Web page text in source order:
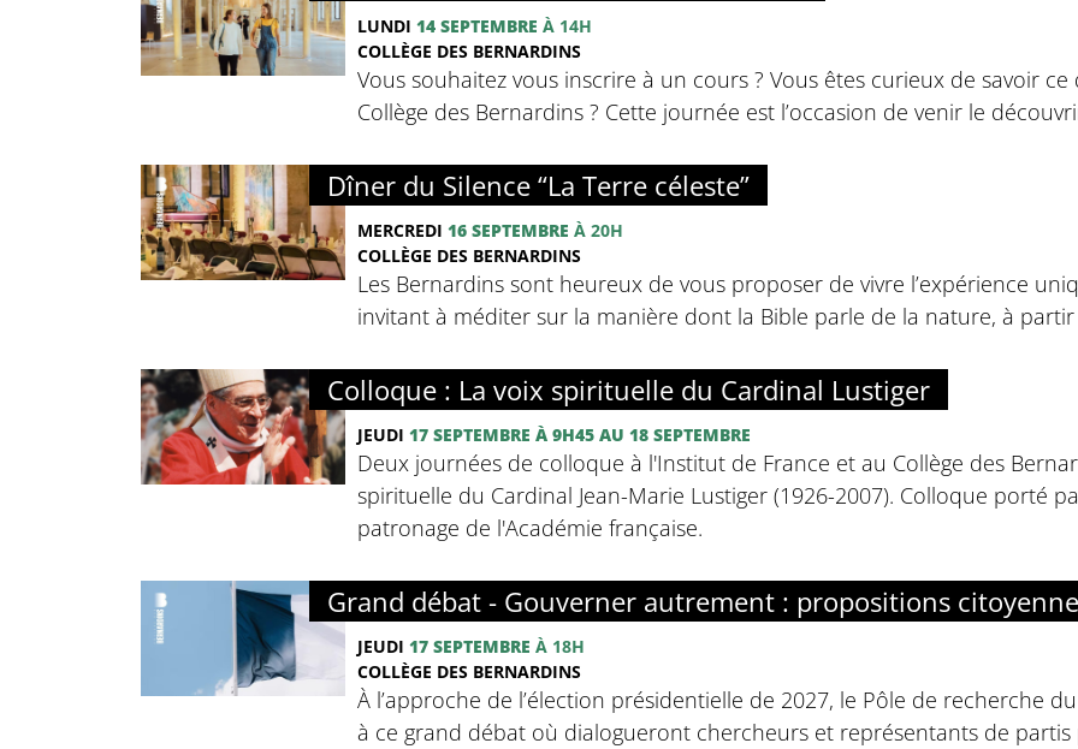
LUNDI 14 SEPTEMBRE À 14H
COLLÈGE DES BERNARDINS
Vous souhaitez vous inscrire à un cours ? Vous êtes curieux de savoir
Collège des Bernardins ? Cette journée est l’occasion de venir le
Dîner du Silence “La Terre céleste”
MERCREDI 16 SEPTEMBRE À 20H
COLLÈGE DES BERNARDINS
Les Bernardins sont heureux de vous proposer de vivre l’expérience
invitant à méditer sur la manière dont la Bible parle de la nature, à partir
Colloque : La voix spirituelle du Cardinal Lustiger
JEUDI 17 SEPTEMBRE À 9H45 AU 18 SEPTEMBRE
Deux journées de colloque à l'Institut de France et au Collège des
spirituelle du Cardinal Jean-Marie Lustiger (1926-2007). Colloque porté
patronage de l'Académie française.
Grand débat - Gouverner autrement : propositions
JEUDI 17 SEPTEMBRE À 18H
COLLÈGE DES BERNARDINS
À l’approche de l’élection présidentielle de 2027, le Pôle de recherche
à ce grand débat où dialogueront chercheurs et représentants de partis